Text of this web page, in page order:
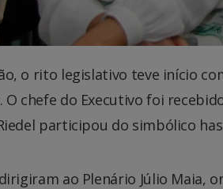
o rito legislativo teve início
chefe do Executivo foi
participou do simbólico
ao Plenário Júlio Maia,